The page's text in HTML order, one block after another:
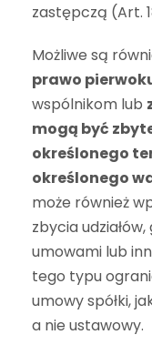
zastępczą (Art.
Możliwe są
prawo
wspólnikom lub
mogą być
określonego
określonego
może również
zbycia
umowami lub
tego typu
umowy spółki,
a nie ustawowy.